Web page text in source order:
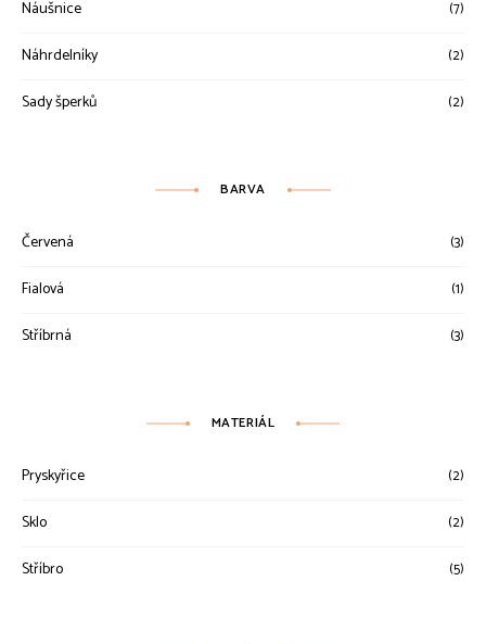
Náušnice (7)
Náhrdelníky (2)
Sady šperků (2)
BARVA
Červená (3)
Fialová (1)
Stříbrná (3)
MATERIÁL
Pryskyřice (2)
Sklo (2)
Stříbro (5)